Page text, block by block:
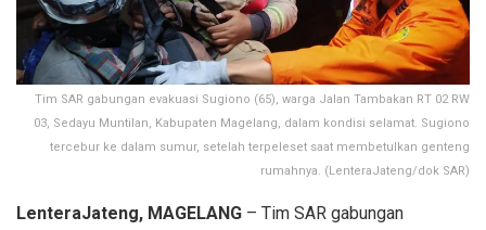
Tim SAR gabungan evakuasi Sugiono (65), warga Jalan Tambakan RT 02 RW
03, Sedayu Muntilan, Kabupaten Magelang, dalam kondisi selamat. Sugiono
tercebur ke dalam sumur, setelah terpeleset saat membetulkan genteng
rumahnya. (LenteraJateng/dok SAR)
LenteraJateng, MAGELANG – Tim SAR gabungan